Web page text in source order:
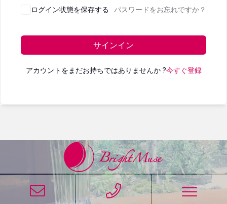
ログイン状態を保存する パスワードをお忘れですか？
サインイン
アカウントをまだお持ちではありませんか ?今すぐ登録